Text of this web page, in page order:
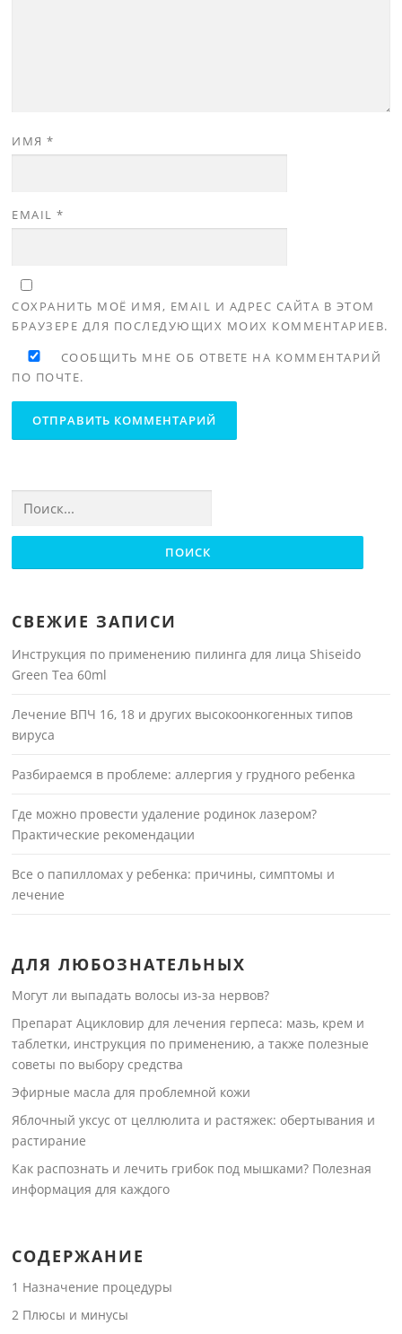
ИМЯ*
EMAIL*
СОХРАНИТЬ МОЁ ИМЯ, EMAIL И АДРЕС САЙТА В ЭТОМ
БРАУЗЕРЕ ДЛЯ ПОСЛЕДУЮЩИХ МОИХ КОММЕНТАРИЕВ.
СООБЩИТЬ МНЕ ОБ ОТВЕТЕ НА КОММЕНТАРИЙ
ПО ПОЧТЕ.
СВЕЖИЕ ЗАПИСИ
Инструкция по применению пилинга для лица Shiseido
Green Tea 60ml
Лечение ВПЧ 16, 18 и других высокоонкогенных типов
вируса
Разбираемся в проблеме: аллергия у грудного ребенка
Где можно провести удаление родинок лазером?
Практические рекомендации
Все о папилломах у ребенка: причины, симптомы и
лечение
ДЛЯ ЛЮБОЗНАТЕЛЬНЫХ
Могут ли выпадать волосы из-за нервов?
Препарат Ацикловир для лечения герпеса: мазь, крем и
таблетки, инструкция по применению, а также полезные
советы по выбору средства
Эфирные масла для проблемной кожи
Яблочный уксус от целлюлита и растяжек: обертывания и
растирание
Как распознать и лечить грибок под мышками? Полезная
информация для каждого
СОДЕРЖАНИЕ
1 Назначение процедуры
2 Плюсы и минусы